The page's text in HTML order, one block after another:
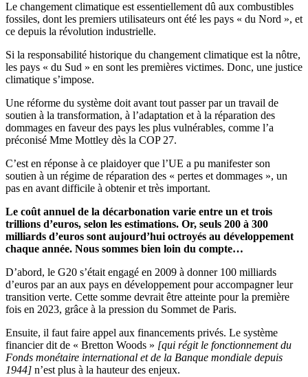
Le changement climatique est essentiellement dû aux combustibles
fossiles, dont les premiers utilisateurs ont été les pays « du Nord », et
ce depuis la révolution industrielle.
Si la responsabilité historique du changement climatique est la nôtre,
les pays « du Sud » en sont les premières victimes. Donc, une justice
climatique s’impose.
Une réforme du système doit avant tout passer par un travail de
soutien à la transformation, à l’adaptation et à la réparation des
dommages en faveur des pays les plus vulnérables, comme l’a
préconisé Mme Mottley dès la COP 27.
C’est en réponse à ce plaidoyer que l’UE a pu manifester son
soutien à un régime de réparation des « pertes et dommages », un
pas en avant difficile à obtenir et très important.
Le coût annuel de la décarbonation varie entre un et trois
trillions d’euros, selon les estimations. Or, seuls 200 à 300
milliards d’euros sont aujourd’hui octroyés au développement
chaque année. Nous sommes bien loin du compte…
D’abord, le G20 s’était engagé en 2009 à donner 100 milliards
d’euros par an aux pays en développement pour accompagner leur
transition verte. Cette somme devrait être atteinte pour la première
fois en 2023, grâce à la pression du Sommet de Paris.
Ensuite, il faut faire appel aux financements privés. Le système
financier dit de « Bretton Woods » [qui régit le fonctionnement du
Fonds monétaire international et de la Banque mondiale depuis
1944] n’est plus à la hauteur des enjeux.